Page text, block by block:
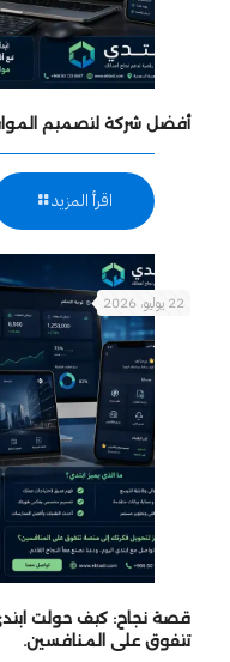
أفضل شركة لتصميم
اقرأ المزيد
22 يوليو، 2026
قصة نجاح: كيف حولت
تتفوق على المنافسين.